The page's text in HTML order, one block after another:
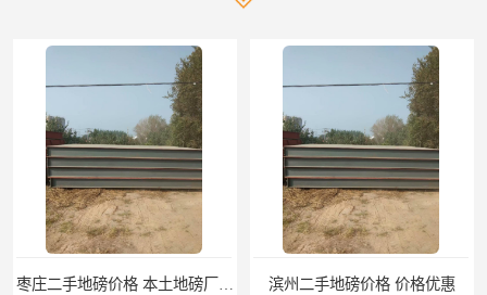
枣庄二手地磅价格 本土地磅厂100秒报价 滨州二手地磅价格 价格优惠